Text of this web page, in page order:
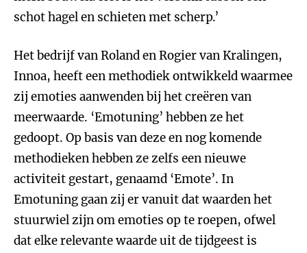
schot hagel en schieten met scherp.’
Het bedrijf van Roland en Rogier van Kralingen,
Innoa, heeft een methodiek ontwikkeld waarmee
zij emoties aanwenden bij het creëren van
meerwaarde. ‘Emotuning’ hebben ze het
gedoopt. Op basis van deze en nog komende
methodieken hebben ze zelfs een nieuwe
activiteit gestart, genaamd ‘Emote’. In
Emotuning gaan zij er vanuit dat waarden het
stuurwiel zijn om emoties op te roepen, ofwel
dat elke relevante waarde uit de tijdgeest is